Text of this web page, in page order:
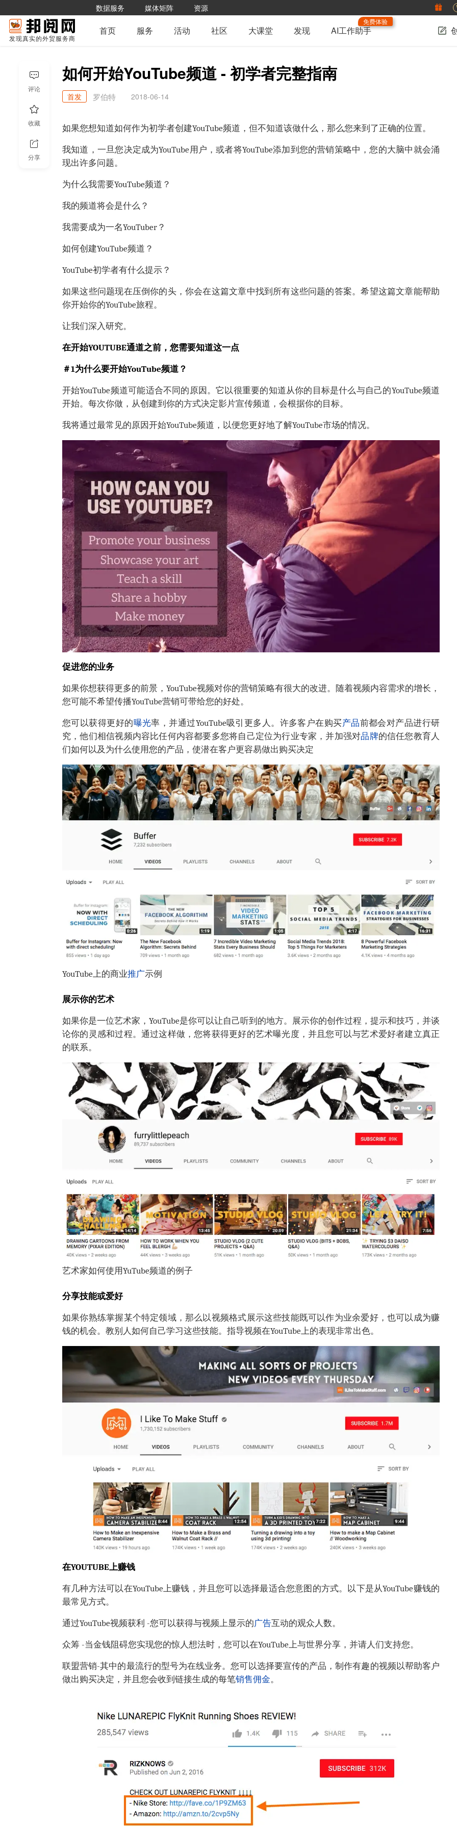
数据服务 媒体矩阵 资源
发现真实的外贸服务商
首页 服务 活动 社区 大课堂 发现 AI工作助手
免费体验
如何开始YouTube频道 - 初学者完整指南
首发 罗伯特 2018-06-14
如果您想知道如何作为初学者创建YouTube频道，但不知道该做什么，那么您来到了正确的位置。
我知道，一旦您决定成为YouTube用户，或者将YouTube添加到您的营销策略中，您的大脑中就会涌
现出许多问题。
为什么我需要YouTube频道？
我的频道将会是什么？
我需要成为一名YouTuber？
如何创建YouTube频道？
YouTube初学者有什么提示？
如果这些问题现在压倒你的头，你会在这篇文章中找到所有这些问题的答案。希望这篇文章能帮助
你开始你的YouTube旅程。
让我们深入研究。
在开始YOUTUBE通道之前，您需要知道这一点
＃1为什么要开始YouTube频道？
开始YouTube频道可能适合不同的原因。它以很重要的知道从你的目标是什么与自己的YouTube频道
开始。每次你做，从创建到你的方式决定影片宣传频道，会根据你的目标。
我将通过最常见的原因开始YouTube频道，以便您更好地了解YouTube市场的情况。
促进您的业务
如果你想获得更多的前景，YouTube视频对你的营销策略有很大的改进。随着视频内容需求的增长，
您可能不希望传播YouTube营销可带给您的好处。
您可以获得更好的曝光率，并通过YouTube吸引更多人。许多客户在购买产品前都会对产品进行研
究，他们相信视频内容比任何内容都要多您将自己定位为行业专家，并加强对品牌的信任您教育人
们如何以及为什么使用您的产品，使潜在客户更容易做出购买决定
YouTube上的商业推广示例
展示你的艺术
如果你是一位艺术家，YouTube是你可以让自己听到的地方。展示你的创作过程，提示和技巧，并谈
论你的灵感和过程。通过这样做，您将获得更好的艺术曝光度，并且您可以与艺术爱好者建立真正
的联系。
艺术家如何使用YuTube频道的例子
分享技能或爱好
如果你熟练掌握某个特定领域，那么以视频格式展示这些技能既可以作为业余爱好，也可以成为赚
钱的机会。教别人如何自己学习这些技能。指导视频在YouTube上的表现非常出色。
在YOUTUBE上赚钱
有几种方法可以在YouTube上赚钱，并且您可以选择最适合您意图的方式。以下是从YouTube赚钱的
最常见方式。
通过YouTube视频获利 -您可以获得与视频上显示的广告互动的观众人数。
众筹 -当金钱阻碍您实现您的惊人想法时，您可以在YouTube上与世界分享，并请人们支持您。
联盟营销-其中的最流行的型号为在线业务。您可以选择要宣传的产品，制作有趣的视频以帮助客户
做出购买决定，并且您会收到链接生成的每笔销售佣金。
评论
收藏
分享